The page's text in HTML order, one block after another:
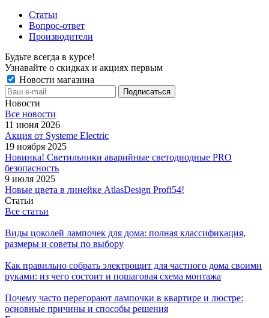
Статьи
Вопрос-ответ
Производители
Будьте всегда в курсе!
Узнавайте о скидках и акциях первым
Новости магазина
Новости
Все новости
11 июня 2026
Акция от Systeme Electric
19 ноября 2025
Новинка! Светильники аварийные светодиодные PRO
безопасность
9 июля 2025
Новые цвета в линейке AtlasDesign Profi54!
Статьи
Все статьи
Виды цоколей лампочек для дома: полная классификация,
размеры и советы по выбору
Как правильно собрать электрощит для частного дома своими
руками: из чего состоит и пошаговая схема монтажа
Почему часто перегорают лампочки в квартире и люстре:
основные причины и способы решения